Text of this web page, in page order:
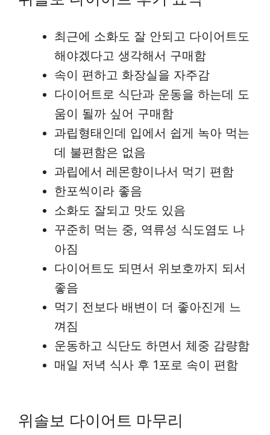
최근에 소화도 잘 안되고 다이어트도
해야겠다고 생각해서 구매함
속이 편하고 화장실을 자주감
다이어트로 식단과 운동을 하는데 도
움이 될까 싶어 구매함
과립형태인데 입에서 쉽게 녹아 먹는
데 불편함은 없음
과립에서 레몬향이나서 먹기 편함
한포씩이라 좋음
소화도 잘되고 맛도 있음
꾸준히 먹는 중, 역류성 식도염도 나
아짐
다이어트도 되면서 위보호까지 되서
좋음
먹기 전보다 배변이 더 좋아진게 느
껴짐
운동하고 식단도 하면서 체중 감량함
매일 저녁 식사 후 1포로 속이 편함
위솔보 다이어트 마무리